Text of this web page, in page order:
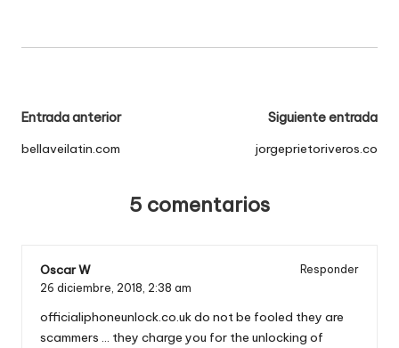
Navegación
de
Entrada anterior
bellaveilatin.com
Siguiente entrada
jorgeprietoriveros.co
5 comentarios
Oscar W
Responder
26 diciembre, 2018, 2:38 am
officialiphoneunlock.co.uk do not be fooled they are
scammers … they charge you for the unlocking of